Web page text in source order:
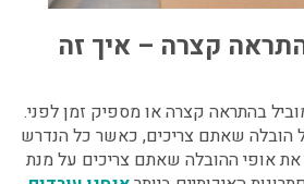
קצרה – איך זה
בהתראה קצרה או מספיק זמן לפני.
הובלה שאתם צריכים, כאשר כל הנדרש
את אופי ההובלה שאתם צריכים על מנת